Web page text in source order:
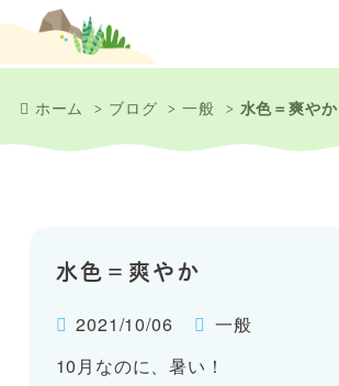
ホーム ブログ 一般 水色＝爽やか
水色＝爽やか
2021/10/06
一般
10月なのに、暑い！